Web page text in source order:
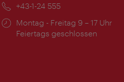
Telefon:
+43-1-24 555
Öffnungszeiten:
Montag - Freitag 9 – 17 Uhr
Feiertags geschlossen